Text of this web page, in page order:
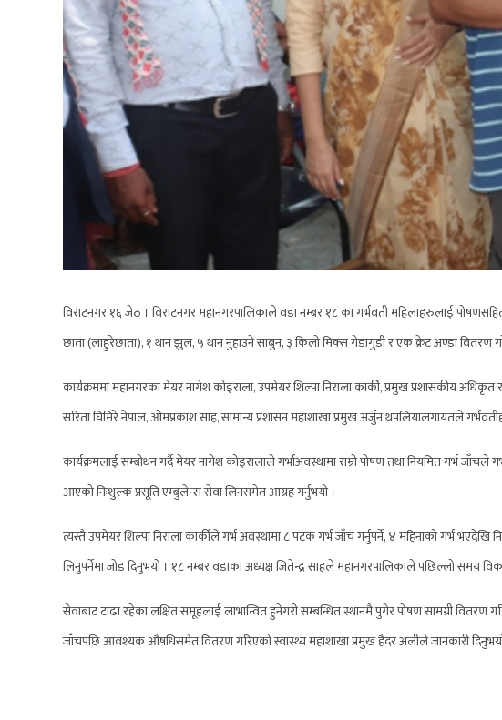
विराटनगर १६ जेठ । विराटनगर महानगरपालिकाले वडा नम्बर १८ का गर्भवती महिलाहरुलाई
छाता (लाहुरेछाता), १ थान झुल, ५ थान नुहाउने साबुन, ३ किलो मिक्स गेडागुडी र एक क्रेट अण्डा वितरण
कार्यक्रममा महानगरका मेयर नागेश कोइराला, उपमेयर शिल्पा निराला कार्की, प्रमुख प्रशासकीय
सरिता घिमिरे नेपाल, ओमप्रकाश साह, सामान्य प्रशासन महाशाखा प्रमुख अर्जुन थपलियालगायतले
कार्यक्रमलाई सम्बोधन गर्दै मेयर नागेश कोइरालाले गर्भाअवस्थामा राम्रो पोषण तथा नियमित गर्भ
आएको निःशुल्क प्रसूति एम्बुलेन्स सेवा लिनसमेत आग्रह गर्नुभयो ।
त्यस्तै उपमेयर शिल्पा निराला कार्कीले गर्भ अवस्थामा ८ पटक गर्भ जाँच गर्नुपर्ने, ४ महिनाको गर्भ
लिनुपर्नेमा जोड दिनुभयो । १८ नम्बर वडाका अध्यक्ष जितेन्द्र साहले महानगरपालिकाले पछिल्लो समय
सेवाबाट टाढा रहेका लक्षित समूहलाई लाभान्वित हुनेगरी सम्बन्धित स्थानमै पुगेर पोषण सामग्री वितरण
जाँचपछि आवश्यक औषधिसमेत वितरण गरिएको स्वास्थ्य महाशाखा प्रमुख हैदर अलीले जानकारी